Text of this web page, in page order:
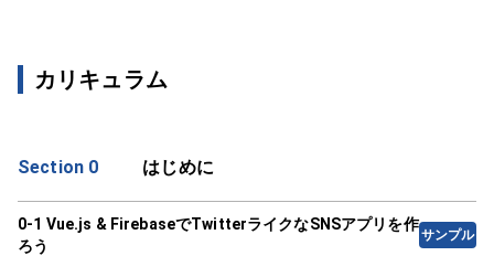
カリキュラム
Section 0 はじめに
0-1 Vue.js & FirebaseでTwitterライクなSNSアプリを作
ろう
サンプル